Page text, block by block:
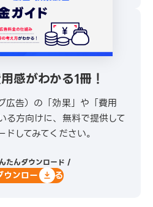
感がわかる1冊！
広告）の「効果」や「費用
る方向けに、無料で提供して
してみてください。
たんダウンロード /
ウンロードする